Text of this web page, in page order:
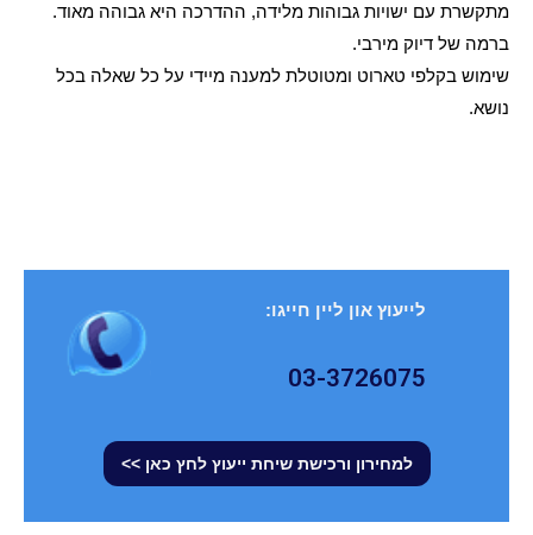
מתקשרת עם ישויות גבוהות מלידה, ההדרכה היא גבוהה מאוד.
ברמה של דיוק מירבי.
שימוש בקלפי טארוט ומטוטלת למענה מיידי על כל שאלה בכל
נושא.
לייעוץ און ליין חייגו:
03-3726075
למחירון ורכישת שיחת ייעוץ לחץ כאן >>